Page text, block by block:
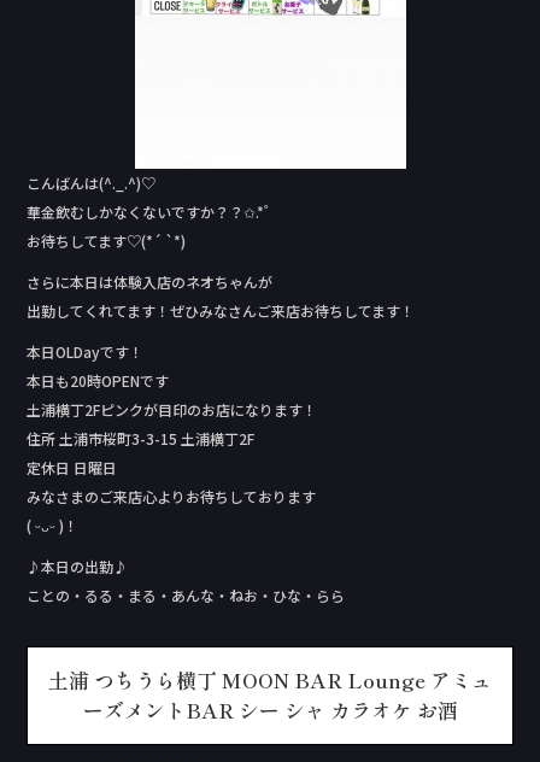
こんばんは(^._.^)♡
華金飲むしかなくないですか？？✩.*˚
お待ちしてます♡(*´ `*)
さらに本日は体験入店のネオちゃんが
出勤してくれてます！ぜひみなさんご来店お待ちしてます！
本日OLDay‬です！
本日も20時OPENです
土浦横丁2Fピンクが目印のお店になります！
住所 土浦市桜町3-3-15 土浦横丁2F
定休日 日曜日
みなさまのご来店心よりお待ちしております
( ᵕᴗᵕ )！
♪本日の出勤♪
ことの・るる・まる・あんな・ねお・ひな・らら
土浦 つちうら横丁 MOON BAR Lounge アミュ
ーズメントBAR シー シャ カラオケ お酒